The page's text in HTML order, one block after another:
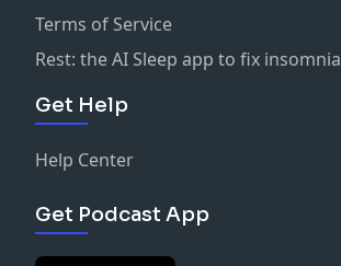
Terms of Service
Rest: the AI Sleep app to fix insomnia
Get Help
Help Center
Get Podcast App